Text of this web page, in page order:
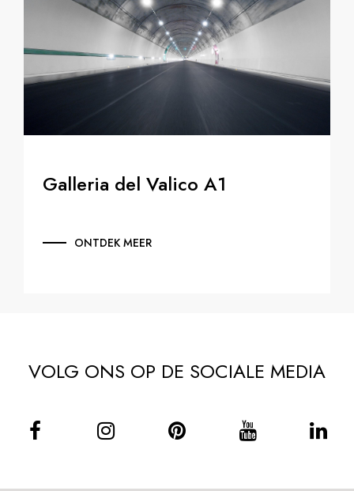
Galleria del Valico A1
ONTDEK MEER
VOLG ONS OP DE SOCIALE MEDIA